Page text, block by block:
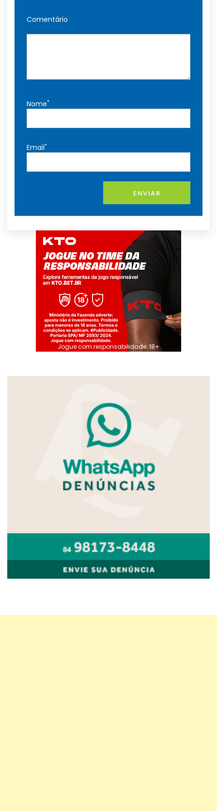
Comentário
Nome*
Email*
ENVIAR
Jogue com responsabilidade. 18+